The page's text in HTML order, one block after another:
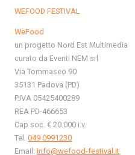
WEFOOD FESTIVAL
WeFood
un progetto Nord Est Multimedia
curato da Eventi NEM srl
Via Tommaseo 90
35131 Padova (PD)
P.IVA 05425400289
REA PD-466653
Cap soc. € 20.000 i.v.
Tel. 049 0991230
Email: info@wefood-festival.it